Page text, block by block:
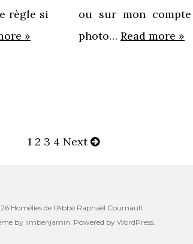
règle si
»
ou sur mon
photo… Read more »
Navigation
des
1 2 3 4 Next
Homélies de l'Abbé Raphaël Cournault.
by limbenjamin. Powered by WordPress.